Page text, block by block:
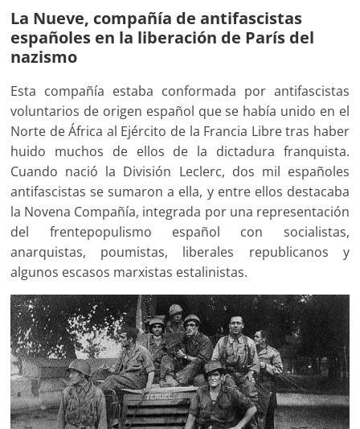
La Nueve, compañía de antifascistas
españoles en la liberación de París del
nazismo
Esta compañía estaba conformada por antifascistas
voluntarios de origen español que se había unido en el
Norte de África al Ejército de la Francia Libre tras haber
huido muchos de ellos de la dictadura franquista.
Cuando nació la División Leclerc, dos mil españoles
antifascistas se sumaron a ella, y entre ellos destacaba
la Novena Compañía, integrada por una representación
del frentepopulismo español con socialistas,
anarquistas, poumistas, liberales republicanos y
algunos escasos marxistas estalinistas.